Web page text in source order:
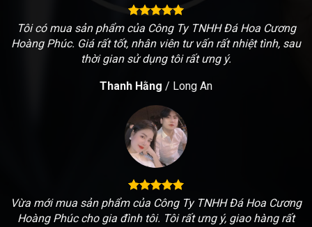
Tôi có mua sản phẩm của Công Ty TNHH Đá Hoa Cương
Hoàng Phúc. Giá rất tốt, nhân viên tư vấn rất nhiệt tình, sau
thời gian sử dụng tôi rất ưng ý.
Thanh Hằng / Long An
Vừa mới mua sản phẩm của Công Ty TNHH Đá Hoa Cương
Hoàng Phúc cho gia đình tôi. Tôi rất ưng ý, giao hàng rất